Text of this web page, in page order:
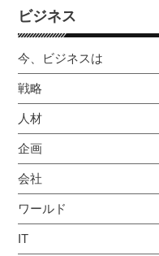
ビジネス
今、ビジネスは
戦略
人材
企画
会社
ワールド
IT